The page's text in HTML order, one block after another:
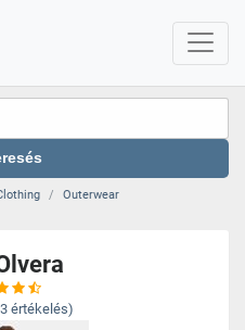
Outerwear
3 értékelés)